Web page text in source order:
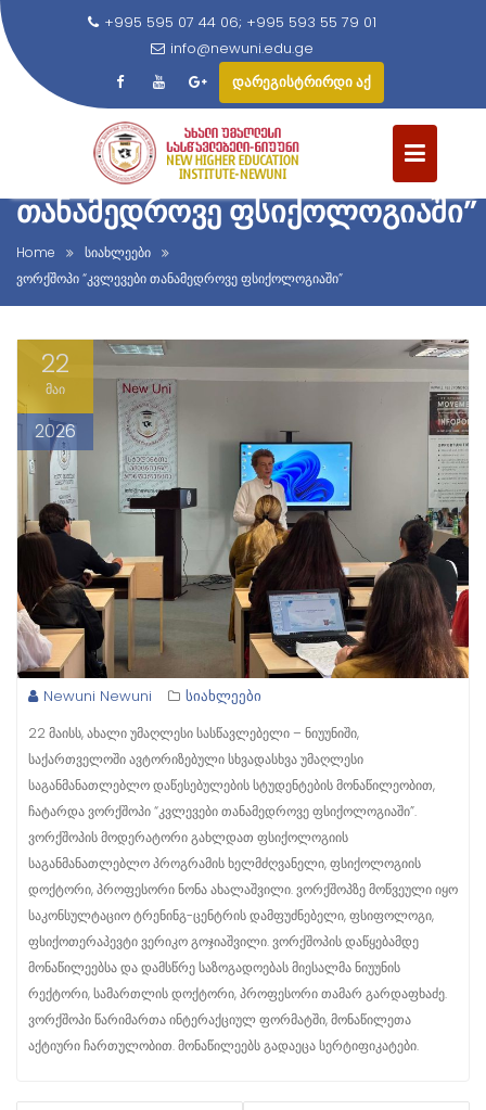
p
o
+995 595 07 44 06; +995 593 55 79 01
info@newuni.edu.ge
დარეგისტრირდი აქ
ᲕᲝᲠᲥᲨᲝᲞᲘ “ᲙᲕᲚᲔᲕᲔᲑᲘ
ᲗᲐᲜᲐᲛᲔᲓᲠᲝᲕᲔ ᲤᲡᲘᲥᲝᲚᲝᲒᲘᲐᲨᲘ”
Home
სიახლეები
ვორქშოპი “კვლევები თანამედროვე ფსიქოლოგიაში”
22
მაი
2026
Newuni Newuni სიახლეები
22 მაისს, ახალი უმაღლესი სასწავლებელი – ნიუუნიში,
საქართველოში ავტორიზებული სხვადასხვა უმაღლესი
საგანმანათლებლო დაწესებულების სტუდენტების მონაწილეობით,
ჩატარდა ვორქშოპი “კვლევები თანამედროვე ფსიქოლოგიაში”.
ვორქშოპის მოდერატორი გახლდათ ფსიქოლოგიის
საგანმანათლებლო პროგრამის ხელმძღვანელი, ფსიქოლოგიის
დოქტორი, პროფესორი ნონა ახალაშვილი. ვორქშოპზე მოწვეული იყო
საკონსულტაციო ტრენინგ-ცენტრის დამფუძნებელი, ფსიფოლოგი,
ფსიქოთერაპევტი ვერიკო გოჯიაშვილი. ვორქშოპის დაწყებამდე
მონაწილეებსა და დამსწრე საზოგადოებას მიესალმა ნიუუნის
რექტორი, სამართლის დოქტორი, პროფესორი თამარ გარდაფხაძე.
ვორქშოპი წარიმართა ინტერაქციულ ფორმატში, მონაწილეთა
აქტიური ჩართულობით. მონაწილეებს გადაეცა სერტიფიკატები.